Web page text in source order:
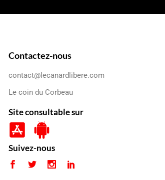
Contactez-nous
contact@lecanardlibere.com
Le coin du Corbeau
Site consultable sur
Suivez-nous